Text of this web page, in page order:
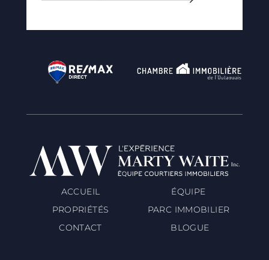
ACCUEIL
ÉQUIPE
PROPRIÉTÉS
PARC IMMOBILIER
CONTACT
BLOGUE